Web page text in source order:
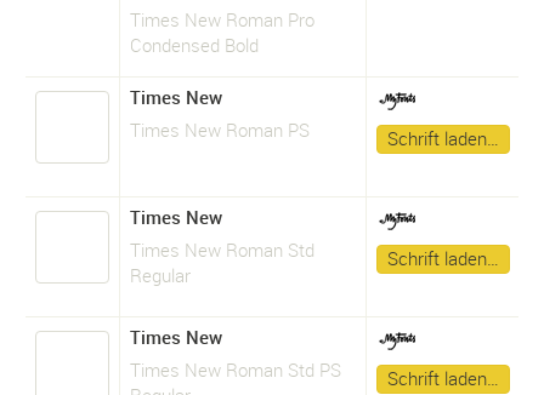
Times New Roman Pro
Condensed Bold
Times New
Times New Roman PS
Schrift laden…
Times New
Times New Roman Std
Regular
Schrift laden…
Times New
Times New Roman Std PS
Schrift laden…